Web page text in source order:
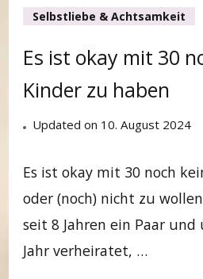
Selbstliebe & Achtsamkeit
Es ist okay mit 30
Kinder zu haben
Updated on 10. August 2024
Es ist okay mit 30 noch
oder (noch) nicht zu
seit 8 Jahren ein Paar
Jahr verheiratet, …